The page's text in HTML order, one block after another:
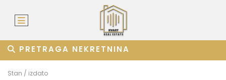
PRETRAGA NEKRETNINA
Stan / izdato